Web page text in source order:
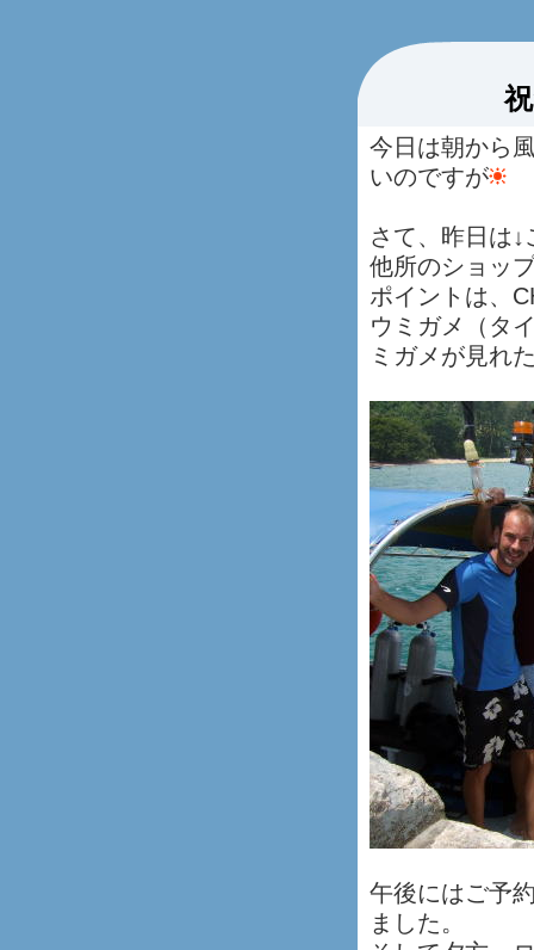
今日は朝から
いのですが
さて、昨日は
他所のショッ
ポイントは、
ウミガメ（タ
ミガメが見れ
午後にはご予
ました。